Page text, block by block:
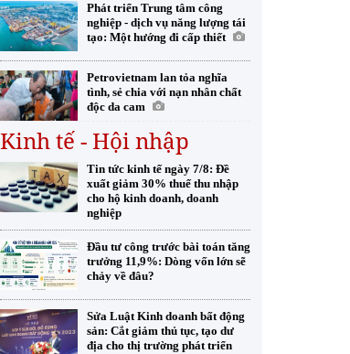
Phát triển Trung tâm công
nghiệp - dịch vụ năng lượng tái
tạo: Một hướng đi cấp thiết
Petrovietnam lan tỏa nghĩa
tình, sẻ chia với nạn nhân chất
độc da cam
Kinh tế - Hội nhập
Tin tức kinh tế ngày 7/8: Đề
xuất giảm 30% thuế thu nhập
cho hộ kinh doanh, doanh
nghiệp
Đầu tư công trước bài toán tăng
trưởng 11,9%: Dòng vốn lớn sẽ
chảy về đâu?
Sửa Luật Kinh doanh bất động
sản: Cắt giảm thủ tục, tạo dư
địa cho thị trường phát triển